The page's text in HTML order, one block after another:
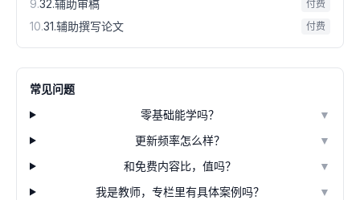
9.32.辅助审稿 付费
10.31.辅助撰写论文 付费
常见问题
零基础能学吗？
▼
更新频率怎么样？
▼
和免费内容比，值吗？
▼
我是教师，专栏里有具体案例吗？
▼